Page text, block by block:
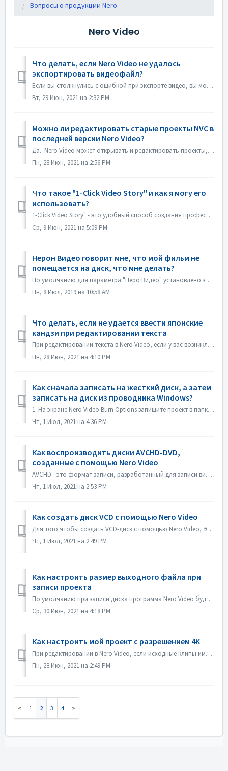
Вопросы о продукции Nero
Nero Video
Что делать, если Nero Video не удалось
экспортировать видеофайл?
Если вы столкнулись с ошибкой при экспорте видео, вы можете попробовать следующие способы: 1. Пожалуйста, зайдите в C:\Users\[Текущий пользователь]\AppData\...
Вт, 29 Июн, 2021 на 2:32 PM
Можно ли редактировать старые проекты NVC в
последней версии Nero Video?
Да. Nero Video может открывать и редактировать проекты, созданные старыми версиями Nero Video. Но старый Nero Video не может открыть проекты, созданные ...
Пн, 28 Июн, 2021 на 2:56 PM
Что такое "1-Click Video Story" и как я могу его
использовать?
1-Click Video Story" - это удобный способ создания профессиональных слайд-шоу и фильмов с помощью перетаскивания и одного щелчка мыши. В Nero 2019 эта ...
Ср, 9 Июн, 2021 на 5:09 PM
Нерон Видео говорит мне, что мой фильм не
помещается на диск, что мне делать?
По умолчанию для параметра "Неро Видео" установлено значение "Сохранить качество источника". Таким образом, ваш DVD, AVCHD, Blu-ray сохр...
Пн, 8 Июл, 2019 на 10:58 AM
Что делать, если не удается ввести японские
кандзи при редактировании текста
При редактировании текста в Nero Video, если у вас возникли проблемы с вводом японских кандзи с помощью какого-либо редактора методов ввода, например, ATOK,...
Пн, 28 Июн, 2021 на 4:10 PM
Как сначала записать на жесткий диск, а затем
записать на диск из проводника Windows?
1. На экране Nero Video Burn Options запишите проект в папку Hard Disk Folder. 2. Если запись прошла успешно, используйте функцию Запись на диск в win...
Чт, 1 Июл, 2021 на 4:36 PM
Как воспроизводить диски AVCHD-DVD,
созданные с помощью Nero Video
AVCHD - это формат записи, разработанный для записи видео высокой четкости на такие носители, как записываемые DVD-носители, жесткие диски и карты памяти. ...
Чт, 1 Июл, 2021 на 2:53 PM
Как создать диск VCD с помощью Nero Video
Для того чтобы создать VCD-диск с помощью Nero Video, Этап 1. Откройте Nero Video. Этап 2. Перетащите видеофайл в Nero Video Home, Nero Video откроет диалог...
Чт, 1 Июл, 2021 на 2:49 PM
Как настроить размер выходного файла при
записи проекта
По умолчанию при записи диска программа Nero Video будет стараться занять все пространство диска. В некоторых случаях, если вам не нужен большой размер, вы ...
Ср, 30 Июн, 2021 на 4:18 PM
Как настроить мой проект с разрешением 4K
При редактировании в Nero Video, если исходные клипы имеют разрешение 4K или выше, и вы хотите, чтобы выходной файл был также в 4K, пожалуйста, выполните сл...
Пн, 28 Июн, 2021 на 2:49 PM
1 2 3 4